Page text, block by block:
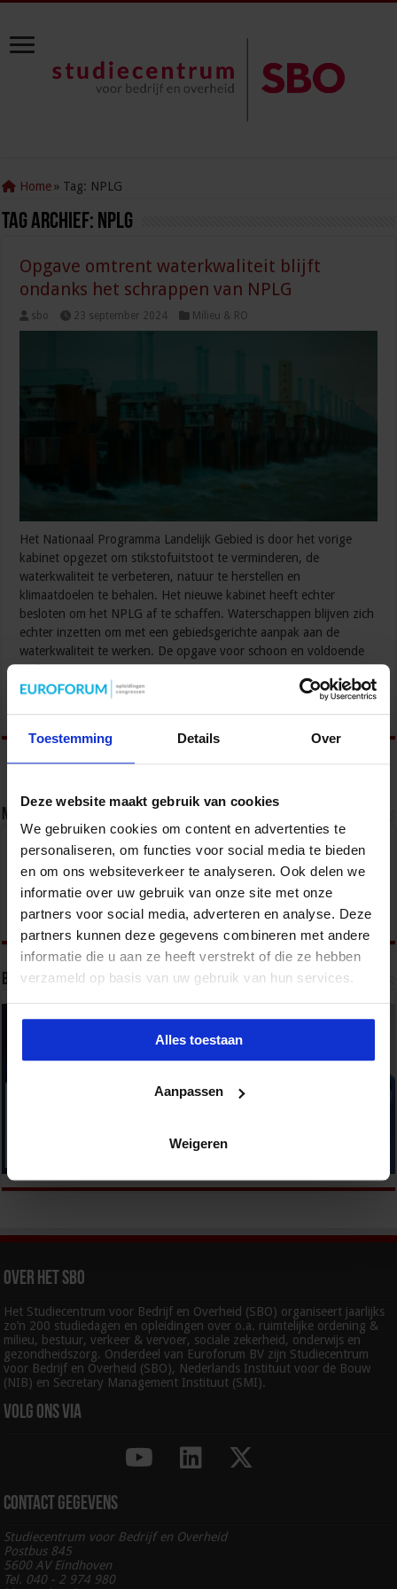
Toestemming Details Over
Deze website maakt gebruik van cookies
We gebruiken cookies om content en advertenties te
personaliseren, om functies voor social media te bieden
en om ons websiteverkeer te analyseren. Ook delen we
informatie over uw gebruik van onze site met onze
partners voor social media, adverteren en analyse. Deze
partners kunnen deze gegevens combineren met andere
informatie die u aan ze heeft verstrekt of die ze hebben
verzameld op basis van uw gebruik van hun services.
Alles toestaan
Aanpassen
Weigeren
Home » Tag: NPLG
Tag Archief: NPLG
Opgave omtrent waterkwaliteit blijft
ondanks het schrappen van NPLG
sbo 23 september 2024 Milieu & RO
Het Nationaal Programma Landelijk Gebied is door het vorige
kabinet opgezet om stikstofuitstoot te verminderen, de
waterkwaliteit te verbeteren, natuur te herstellen en
klimaatdoelen te behalen. Het nieuwe kabinet heeft echter
besloten om het NPLG af te schaffen. Waterschappen blijven zich
echter inzetten om met een gebiedsgerichte aanpak aan de
waterkwaliteit te werken. De opgave voor schoon en voldoende
blijft …
Nieuwsbrief
Bekijk onze opleidingen
Over het SBO
Het Studiecentrum voor Bedrijf en Overheid (SBO) organiseert jaarlijks
zo’n 200 studiedagen en opleidingen over o.a. ruimtelijke ordening &
milieu, bestuur, verkeer & vervoer, sociale zekerheid, onderwijs en
gezondheidszorg. Onderdeel van Euroforum BV zijn Studiecentrum
voor Bedrijf en Overheid (SBO), Nederlands Instituut voor de Bouw
(NIB) en Secretary Management Instituut (SMI).
Volg ons via
Contact gegevens
Studiecentrum voor Bedrijf en Overheid
Postbus 845
5600 AV Eindhoven
Tel. 040 - 2 974 980